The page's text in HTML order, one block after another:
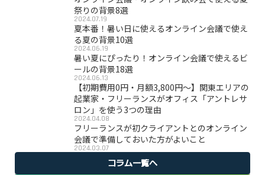
祭りの背景8選
2024.07.19
夏本番！暑い日に使えるオンライン会議で使え
る夏の背景10選
2024.06.19
暑い夏にぴったり！オンライン会議で使えるビ
ールの背景18選
2024.06.13
【初期費用0円・月額3,800円〜】関東エリアの
起業家・フリーランスがオフィス「アントレサ
ロン」を使う3つの理由
2024.04.08
フリーランスが初クライアントとのオンライン
会議で準備しておいた方がよいこと
2024.03.07
コラム一覧へ